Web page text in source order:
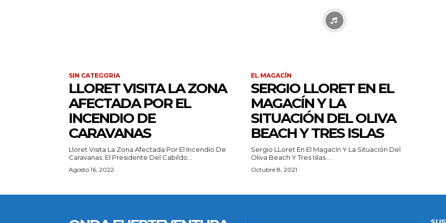
SIN CATEGORIA
LLORET VISITA LA ZONA
AFECTADA POR EL
INCENDIO DE
CARAVANAS
Lloret Visita La Zona Afectada Por El Incendio De
Caravanas. El Presidente Del Cabildo...
Agosto 16, 2022
EL MAGACÍN
SERGIO LLORET EN EL
MAGACÍN Y LA
SITUACIÓN DEL OLIVA
BEACH Y TRES ISLAS
Sergio LLoret En El Magacín Y La Situación Del
Oliva Beach Y Tres Islas....
Octubre 8, 2021